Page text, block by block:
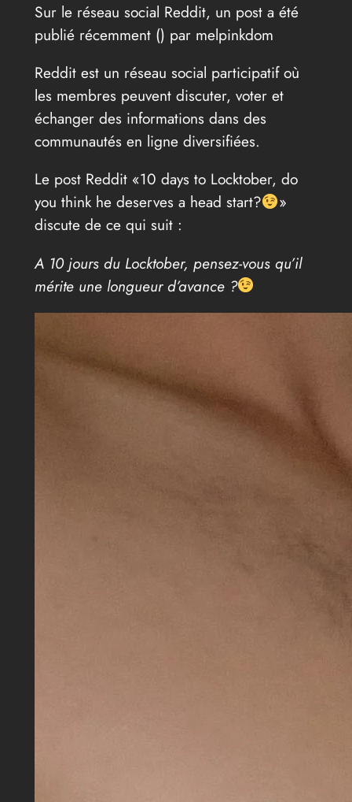
Sur le réseau social Reddit, un post a été
publié récemment () par melpinkdom
Reddit est un réseau social participatif où
les membres peuvent discuter, voter et
échanger des informations dans des
communautés en ligne diversifiées.
Le post Reddit «10 days to Locktober, do
you think he deserves a head start?
»
discute de ce qui suit :
A 10 jours du Locktober, pensez-vous qu’il
mérite une longueur d’avance ?